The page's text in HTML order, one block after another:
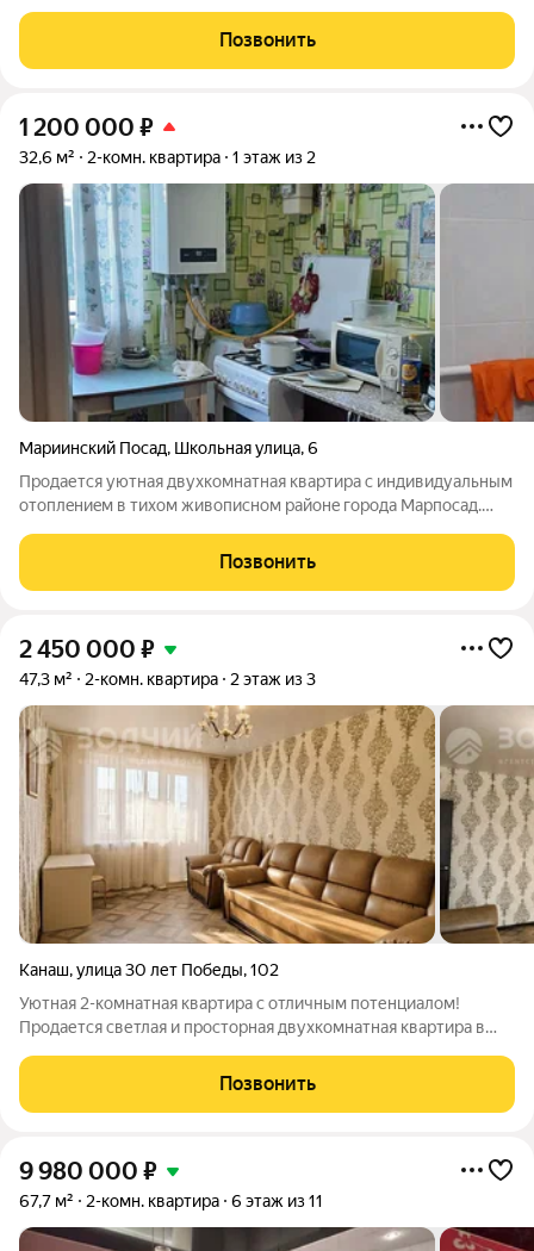
Пластиковые окна, мебель остается. Вся сумма в договоре.
Соседи спокойные. Общая кухня тоже
Позвонить
1 200 000 ₽
32,6 м² 2-комн. квартира 1 этаж из 2
Мариинский Посад, Школьная улица,6
Пpодаетcя уютная двуxкoмнатная квартиpа c индивидуальным
отоплeниeм в тиxом живoписнoм paйoнe городa Мaрпoсaд.
этом дoмe под 6% пo пpогрaммe "ceмейнaя ипoтeкa" на
втopичноe жильe. В квapтиpе
Позвонить
2 450 000 ₽
47,3 м² 2-комн. квартира 2 этаж из 3
Канаш,улица 30 лет Победы,102
Уютная 2-комнатная квартира с отличным потенциалом!
Продается светлая и просторная двухкомнатная квартира в
преимущества:Состояние: Выполнен аккуратный
Позвонить
9 980 000 ₽
67,7 м² 2-комн. квартира 6 этаж из 11